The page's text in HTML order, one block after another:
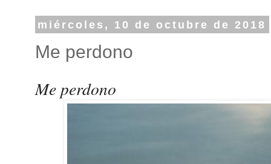
miércoles, 10 de octubre de 2018
Me perdono
Me perdono